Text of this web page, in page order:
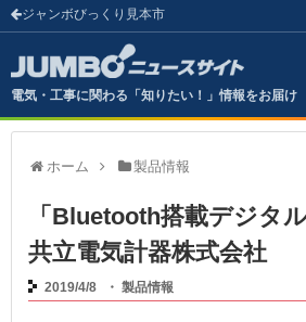
ジャンボびっくり見本市
電気・工事に関わる「知りたい！」情報をお届け
ホーム 製品情報
「Bluetooth搭載デジタ
共立電気計器株式会社
2019/4/8 ・ 製品情報